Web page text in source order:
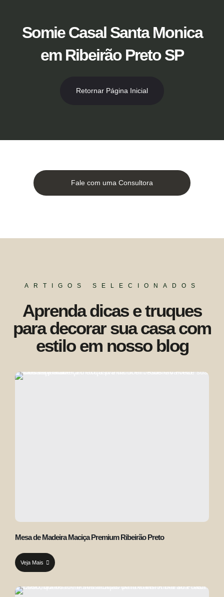
conteúdoSomie Casal Santa Monica
em Ribeirão Preto SP
Retornar Página Inicial
Fale com uma Consultora
ARTIGOS SELECIONADOS
Aprenda dicas e truques
para decorar sua casa com
estilo em nosso blog
Mesa de Madeira Maciça Premium Ribeirão Preto
Veja Mais